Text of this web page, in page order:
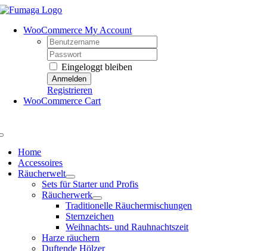
Skip
contentWooCommerce My Account
Username:
Password:
Eingeloggt bleiben
Registrieren
WooCommerce Cart
Home
Accessoires
Räucherwelt
Sets für Starter und Profis
Räucherwerk
Traditionelle Räuchermischungen
Sternzeichen
Weihnachts- und Rauhnachtszeit
Harze räuchern
Duftende Hölzer